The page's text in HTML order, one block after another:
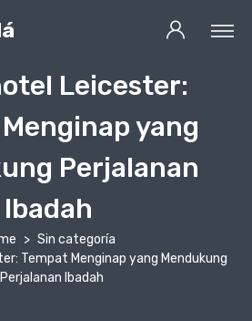
Leicester:
yang
Perjalanan
Ibadah
Sin categoría
Tempat Menginap yang Mendukung
Perjalanan Ibadah